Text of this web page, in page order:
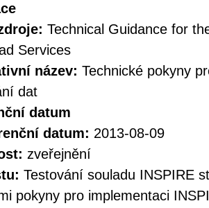
Technical Guidance for
Services
název: Technické pokyny
dat
datum
datum: 2013-08-09
zveřejnění
Testování souladu INSPIRE
pokyny pro implementaci